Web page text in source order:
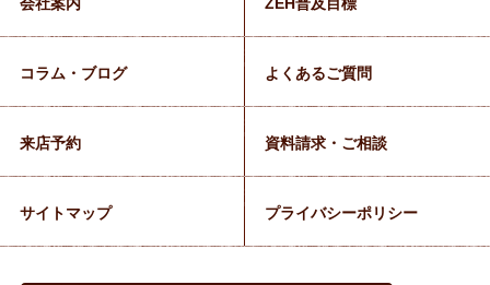
コラム・ブログ よくあるご質問
来店予約 資料請求・ご相談
サイトマップ プライバシーポリシー